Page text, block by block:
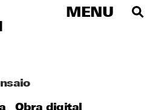
MENU
MENU